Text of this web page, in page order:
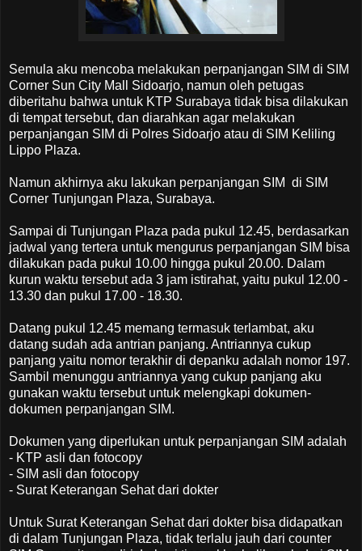
Semula aku mencoba melakukan perpanjangan SIM di SIM
Corner Sun City Mall Sidoarjo, namun oleh petugas
diberitahu bahwa untuk KTP Surabaya tidak bisa dilakukan
di tempat tersebut, dan diarahkan agar melakukan
perpanjangan SIM di Polres Sidoarjo atau di SIM Keliling
Lippo Plaza.
Namun akhirnya aku lakukan perpanjangan SIM di SIM
Corner Tunjungan Plaza, Surabaya.
Sampai di Tunjungan Plaza pada pukul 12.45, berdasarkan
jadwal yang tertera untuk mengurus perpanjangan SIM bisa
dilakukan pada pukul 10.00 hingga pukul 20.00. Dalam
kurun waktu tersebut ada 3 jam istirahat, yaitu pukul 12.00 -
13.30 dan pukul 17.00 - 18.30.
Datang pukul 12.45 memang termasuk terlambat, aku
datang sudah ada antrian panjang. Antriannya cukup
panjang yaitu nomor terakhir di depanku adalah nomor 197.
Sambil menunggu antriannya yang cukup panjang aku
gunakan waktu tersebut untuk melengkapi dokumen-
dokumen perpanjangan SIM.
Dokumen yang diperlukan untuk perpanjangan SIM adalah
- KTP asli dan fotocopy
- SIM asli dan fotocopy
- Surat Keterangan Sehat dari dokter
Untuk Surat Keterangan Sehat dari dokter bisa didapatkan
di dalam Tunjungan Plaza, tidak terlalu jauh dari counter